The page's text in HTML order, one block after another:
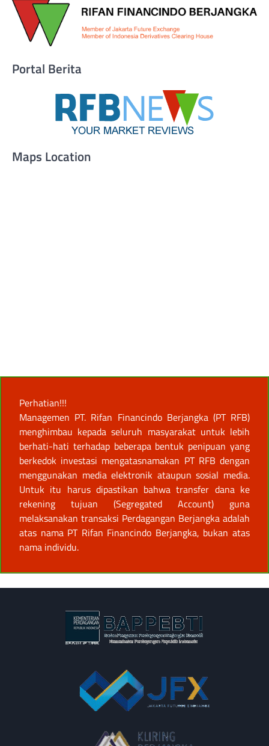
Portal Berita
Maps Location
Perhatian!!!
Managemen PT. Rifan Financindo Berjangka (PT RFB)
menghimbau kepada seluruh masyarakat untuk lebih
berhati-hati terhadap beberapa bentuk penipuan yang
berkedok investasi mengatasnamakan PT RFB dengan
menggunakan media elektronik ataupun sosial media.
Untuk itu harus dipastikan bahwa transfer dana ke
rekening tujuan (Segregated Account) guna
melaksanakan transaksi Perdagangan Berjangka adalah
atas nama PT Rifan Financindo Berjangka, bukan atas
nama individu.